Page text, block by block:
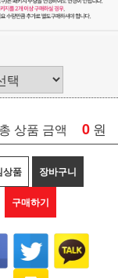
총 상품 금액 0 원
상품 장바구니
구매하기